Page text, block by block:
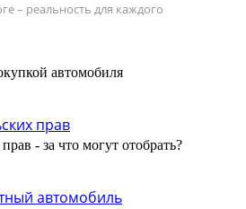
– реальность для каждого
автомобиля
- за что могут отобрать?